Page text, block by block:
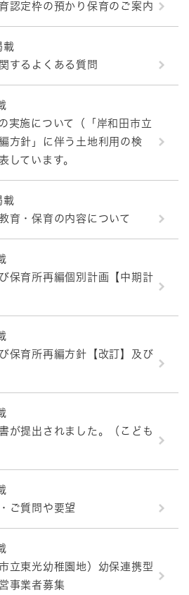
認定枠の預かり保育のご案内
載
するよくある質問
実施について（「岸和田市立
方針」に伴う土地利用の検
しています。
載
育・保育の内容について
保育所再編個別計画【中期計
保育所再編方針【改訂】及び
が提出されました。（こども
ご質問や要望
立東光幼稚園地）幼保連携型
事業者募集